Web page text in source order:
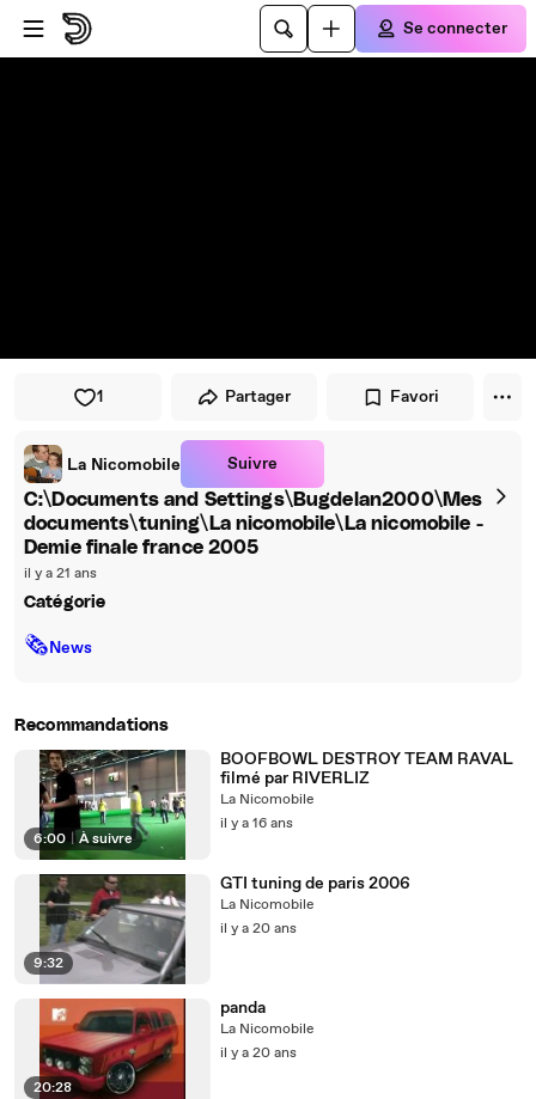
Passer au player
Passer au contenu principal
Se connecter
1 Partager Favori
La Nicomobile Suivre
C:\Documents and Settings\Bugdelan2000\Mes
documents\tuning\La nicomobile\La nicomobile -
Demie finale france 2005
il y a 21 ans
Catégorie
🗞News
Recommandations
6:00 À suivre
BOOFBOWL DESTROY TEAM RAVAL
filmé par RIVERLIZ
La Nicomobile
il y a 16 ans
9:32
GTI tuning de paris 2006
La Nicomobile
il y a 20 ans
20:28
panda
La Nicomobile
il y a 20 ans